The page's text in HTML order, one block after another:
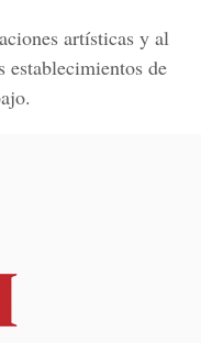
artísticas y al
establecimientos de